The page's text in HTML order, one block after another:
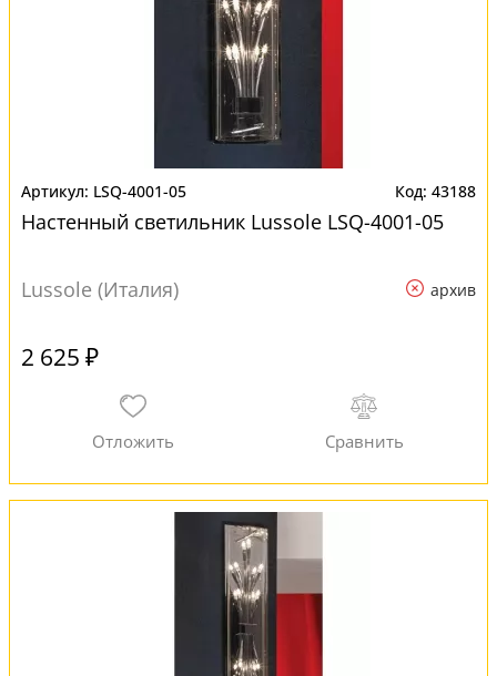
LSQ-4001-05 43188
Настенный светильник Lussole LSQ-4001-05
Lussole (Италия) архив
2 625 ₽